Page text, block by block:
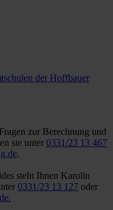
der Hoffbauer
zur Berechnung und
sie unter 0331/23 13 467
.
steht Ihnen Karolin
0331/23 13 127 oder